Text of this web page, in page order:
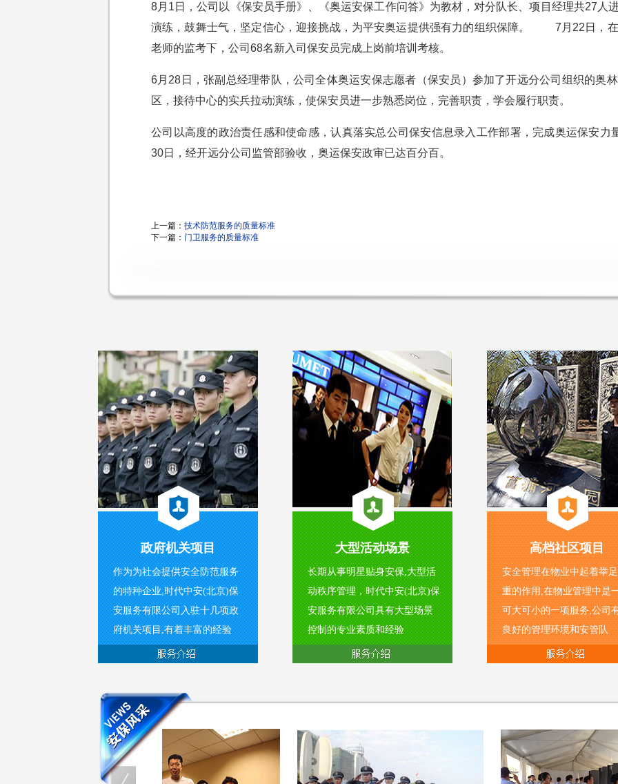
8月1日，公司以《保安员手册》、《奥运安保工作问答》为教材，对分队长、项目经理共27人
演练，鼓舞士气，坚定信心，迎接挑战，为平安奥运提供强有力的组织保障。 7月22日，在
老师的监考下，公司68名新入司保安员完成上岗前培训考核。
6月28日，张副总经理带队，公司全体奥运安保志愿者（保安员）参加了开远分公司组织的奥
区，接待中心的实兵拉动演练，使保安员进一步熟悉岗位，完善职责，学会履行职责。
公司以高度的政治责任感和使命感，认真落实总公司保安信息录入工作部署，完成奥运保安力
30日，经开远分公司监管部验收，奥运保安政审已达百分百。
上一篇： 技术防范服务的质量标准
下一篇： 门卫服务的质量标准
政府机关项目
作为为社会提供安全防范服务
的特种企业,时代中安(北京)保
安服务有限公司入驻十几项政
府机关项目,有着丰富的经验
大型活动场景
长期从事明星贴身安保,大型活
动秩序管理，时代中安(北京)保
安服务有限公司具有大型场景
控制的专业素质和经验
高档社区项目
安全管理在物业中起着举
重的作用,在物业管理中是
可大可小的一项服务,公司
良好的管理环境和安管队